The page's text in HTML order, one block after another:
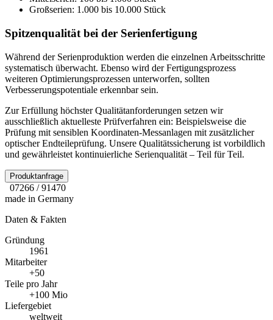
Großserien: 1.000 bis 10.000 Stück
Spitzenqualität bei der Serienfertigung
Während der Serienproduktion werden die einzelnen Arbeitsschritte
systematisch überwacht. Ebenso wird der Fertigungsprozess
weiteren Optimierungsprozessen unterworfen, sollten
Verbesserungspotentiale erkennbar sein.
Zur Erfüllung höchster Qualitätanforderungen setzen wir
ausschließlich aktuelleste Prüfverfahren ein: Beispielsweise die
Prüfung mit sensiblen Koordinaten-Messanlagen mit zusätzlicher
optischer Endteileprüfung. Unsere Qualitätssicherung ist vorbildlich
und gewährleistet kontinuierliche Serienqualität – Teil für Teil.
Produktanfrage
07266 / 91470
made in Germany
Daten & Fakten
Gründung
1961
Mitarbeiter
+50
Teile pro Jahr
+100 Mio
Liefergebiet
weltweit